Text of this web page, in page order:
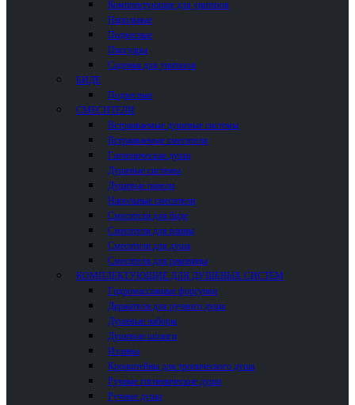
Комплектующие для унитазов
Напольные
Подвесные
Писсуары
Сиденья для унитазов
БИДЕ
Подвесные
СМЕСИТЕЛИ
Встраиваемые душевые системы
Встраиваемые смесители
Гигиенические души
Душевые системы
Душевые панели
Напольные смесители
Смесители для биде
Смесители для ванны
Смесители для душа
Смесители для раковины
КОМПЛЕКТУЮЩИЕ ДЛЯ ДУШЕВЫХ СИСТЕМ
Гидромассажные форсунки
Держатели для ручного душа
Душевые наборы
Душевые шланги
Изливы
Кронштейны для тропического душа
Ручные гигиенические души
Ручные души